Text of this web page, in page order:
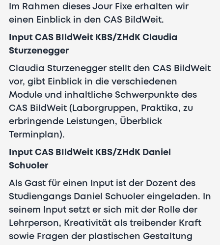
Im Rahmen dieses Jour Fixe erhalten wir
einen Einblick in den CAS BildWeit.
Input CAS BIldWeit KBS/ZHdK Claudia
Sturzenegger
Claudia Sturzenegger stellt den CAS BildWeit
vor, gibt Einblick in die verschiedenen
Module und inhaltliche Schwerpunkte des
CAS BildWeit (Laborgruppen, Praktika, zu
erbringende Leistungen, Überblick
Terminplan).
Input CAS BIldWeit KBS/ZHdK Daniel
Schuoler
Als Gast für einen Input ist der Dozent des
Studiengangs Daniel Schuoler eingeladen. In
seinem Input setzt er sich mit der Rolle der
Lehrperson, Kreativität als treibender Kraft
sowie Fragen der plastischen Gestaltung